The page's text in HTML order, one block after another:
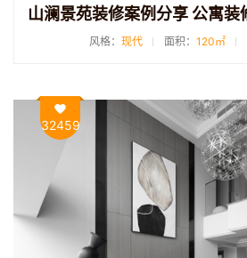
山澜景苑装修案例分享 公寓
风格： 现代 面积： 120㎡
32459